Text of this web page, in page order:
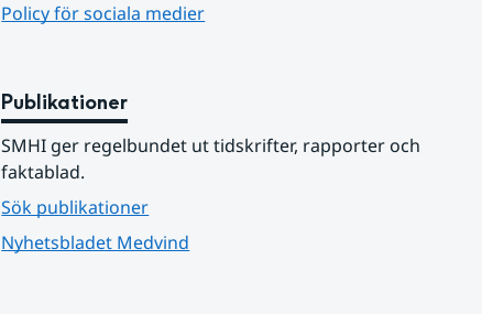
Policy för sociala medier
Publikationer
SMHI ger regelbundet ut tidskrifter, rapporter och
faktablad.
Sök publikationer
Nyhetsbladet Medvind